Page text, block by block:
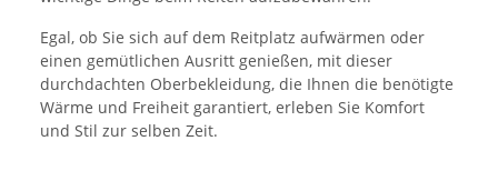
Egal, ob Sie sich auf dem Reitplatz aufwärmen oder
einen gemütlichen Ausritt genießen, mit dieser
durchdachten Oberbekleidung, die Ihnen die benötigte
Wärme und Freiheit garantiert, erleben Sie Komfort
und Stil zur selben Zeit.